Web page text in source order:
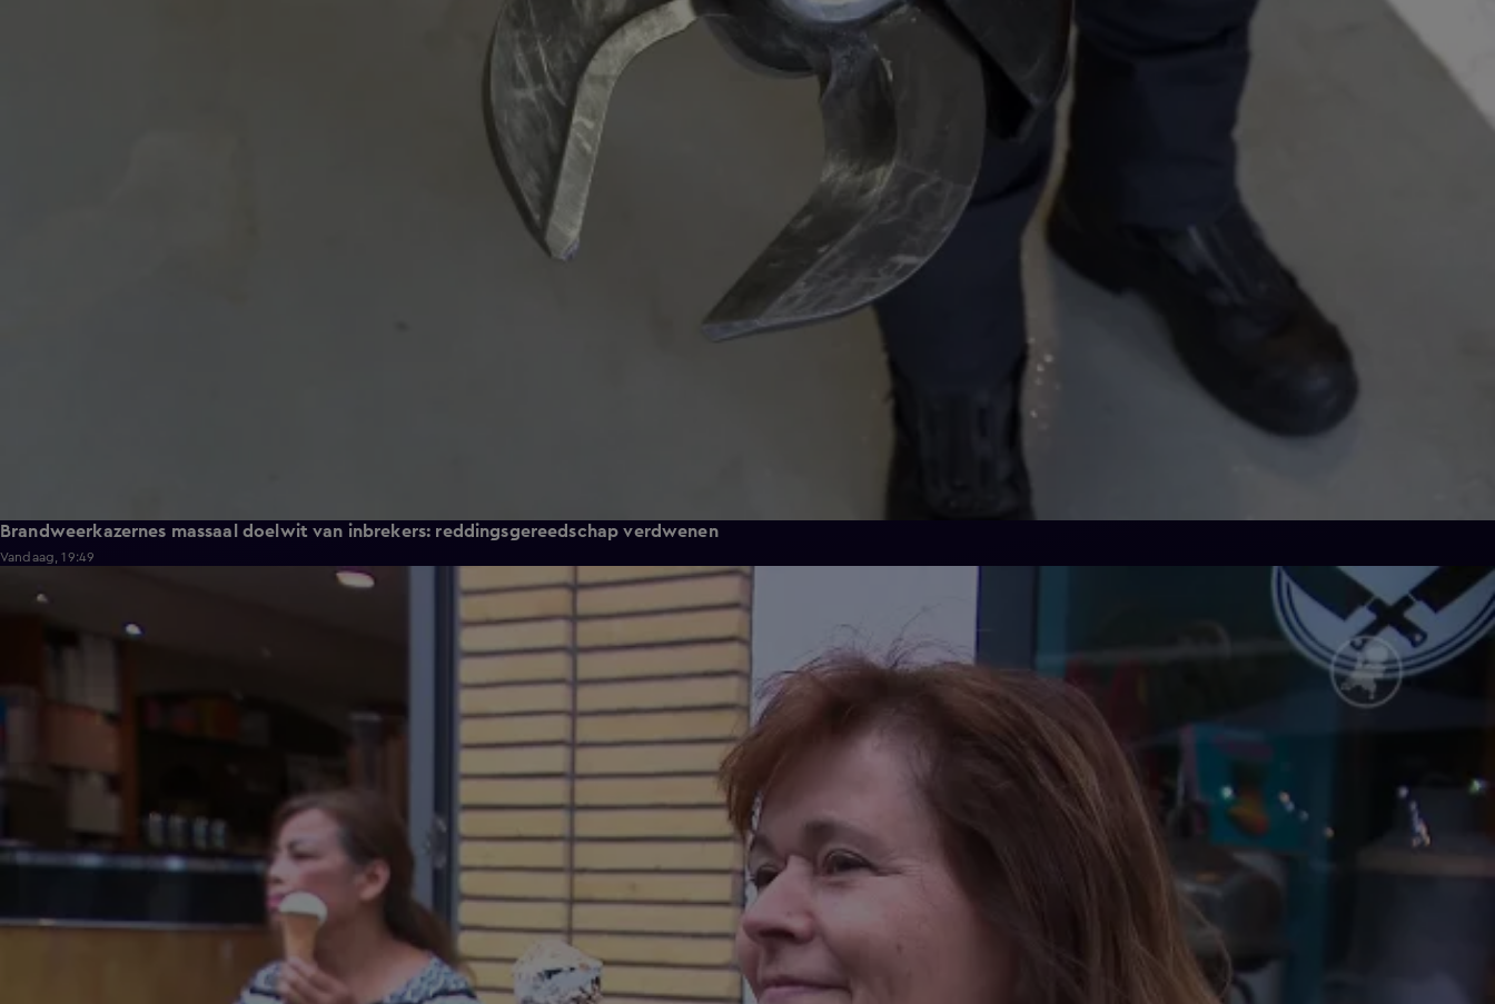
Brandweerkazernes massaal doelwit van inbrekers: reddingsgereedschap verdwenen
Vandaag, 19:49